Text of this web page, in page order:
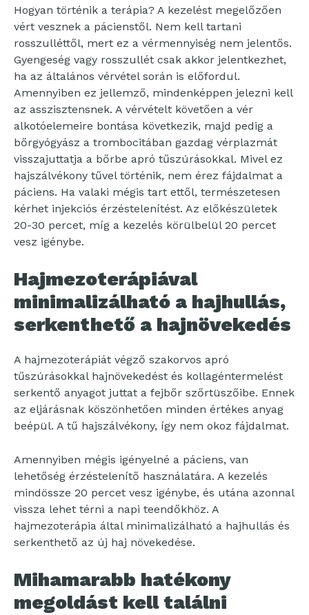
Hogyan történik a terápia? A kezelést megelőzően
vért vesznek a pácienstől. Nem kell tartani
rosszulléttől, mert ez a vérmennyiség nem jelentős.
Gyengeség vagy rosszullét csak akkor jelentkezhet,
ha az általános vérvétel során is előfordul.
Amennyiben ez jellemző, mindenképpen jelezni kell
az asszisztensnek. A vérvételt követően a vér
alkotóelemeire bontása következik, majd pedig a
bőrgyógyász a trombocitában gazdag vérplazmát
visszajuttatja a bőrbe apró tűszúrásokkal. Mivel ez
hajszálvékony tűvel történik, nem érez fájdalmat a
páciens. Ha valaki mégis tart ettől, természetesen
kérhet injekciós érzéstelenítést. Az előkészületek
20-30 percet, míg a kezelés körülbelül 20 percet
vesz igénybe.
Hajmezoterápiával
minimalizálható a hajhullás,
serkenthető a hajnövekedés
A hajmezoterápiát végző szakorvos apró
tűszúrásokkal hajnövekedést és kollagéntermelést
serkentő anyagot juttat a fejbőr szőrtüszőibe. Ennek
az eljárásnak köszönhetően minden értékes anyag
beépül. A tű hajszálvékony, így nem okoz fájdalmat.
Amennyiben mégis igényelné a páciens, van
lehetőség érzéstelenítő használatára. A kezelés
mindössze 20 percet vesz igénybe, és utána azonnal
vissza lehet térni a napi teendőkhöz. A
hajmezoterápia által minimalizálható a hajhullás és
serkenthető az új haj növekedése.
Mihamarabb hatékony
megoldást kell találni